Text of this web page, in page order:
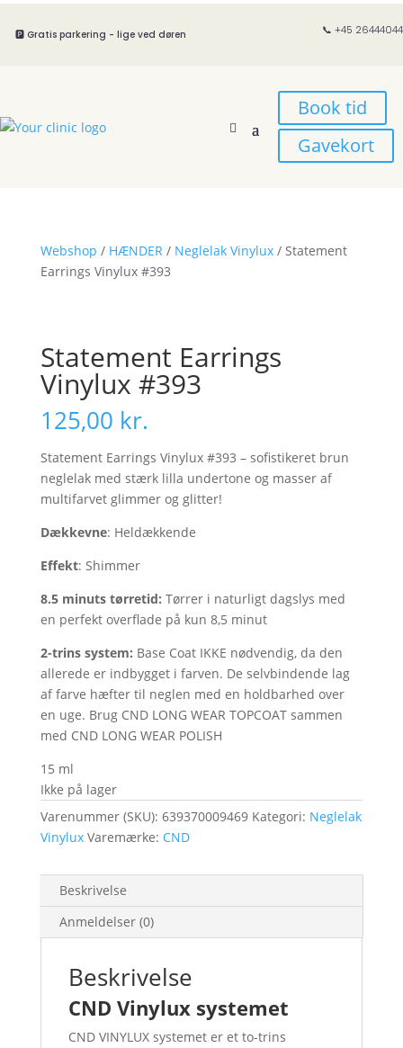
🅿️ Gratis parkering - lige ved døren 📞 +45 26444044
Book tid
Gavekort
Webshop / HÆNDER/ Neglelak Vinylux/ Statement
Earrings Vinylux #393
Statement Earrings
Vinylux #393
125,00 kr.
Statement Earrings Vinylux #393 – sofistikeret brun
neglelak med stærk lilla undertone og masser af
multifarvet glimmer og glitter!
Dækkevne: Heldækkende
Effekt: Shimmer
8.5 minuts tørretid: Tørrer i naturligt dagslys med
en perfekt overflade på kun 8,5 minut
2-trins system: Base Coat IKKE nødvendig, da den
allerede er indbygget i farven. De selvbindende lag
af farve hæfter til neglen med en holdbarhed over
en uge. Brug CND LONG WEAR TOPCOAT sammen
med CND LONG WEAR POLISH
15 ml
Ikke på lager
Varenummer (SKU): 639370009469 Kategori: Neglelak
Vinylux Varemærke: CND
Beskrivelse
Anmeldelser (0)
Beskrivelse
CND Vinylux systemet
CND VINYLUX systemet er et to-trins